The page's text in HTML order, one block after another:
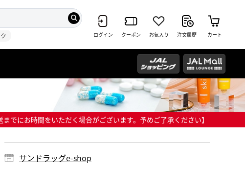
ログイン クーポン お気入り 注文履歴 カート
にお時間をいただく場合がございます。予めご了承ください】
サンドラッグe-shop